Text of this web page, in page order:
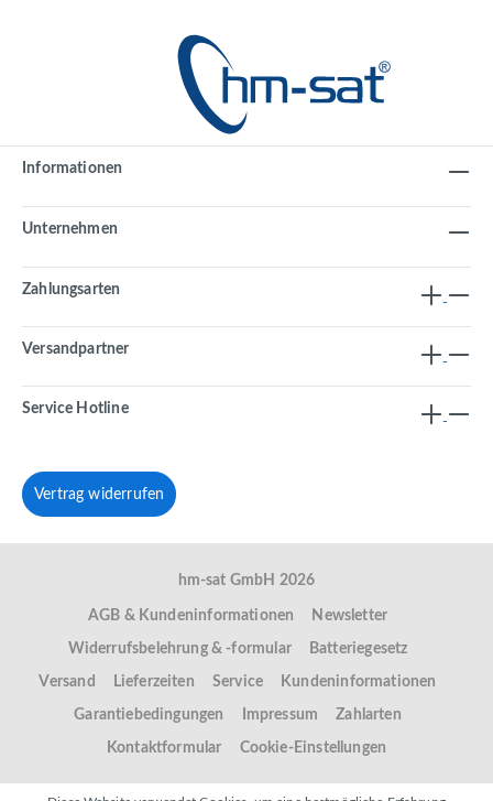
Informationen
Unternehmen
Zahlungsarten
Versandpartner
Service Hotline
Vertrag widerrufen
hm-sat GmbH 2026
AGB & Kundeninformationen Newsletter
Widerrufsbelehrung & -formular Batteriegesetz
Versand Lieferzeiten Service Kundeninformationen
Garantiebedingungen Impressum Zahlarten
Kontaktformular Cookie-Einstellungen